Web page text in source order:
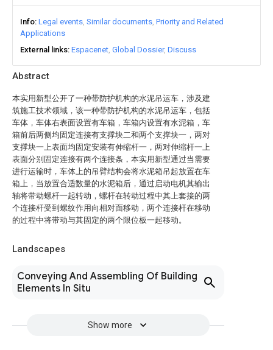
Abstract
本实用新型公开了一种带防护机构的水泥吊运车，涉及建
筑施工技术领域，该一种带防护机构的水泥吊运车，包括
车体，车体右表面设置有车箱，车箱内设置有水泥箱，车
箱前后两侧均固定连接有支撑块二和两个支撑块一，两对
支撑块一上表面均固定安装有伸缩杆一，两对伸缩杆一上
表面分别固定连接有两个连接条，本实用新型通过当需要
进行运输时，车体上的吊臂结构会将水泥箱吊起放置在车
箱上，当放置合适数量的水泥箱后，通过启动电机其输出
轴将带动螺杆一起转动，螺杆在转动过程中其上套接的两
个连接杆受到螺纹作用向相对面移动，两个连接杆在移动
的过程中将带动与其固定的两个限位板一起移动。
Landscapes
Conveying And Assembling Of Building
Elements In Situ
Show more
Info Legal events Similar documents Priority and Related
Applications
External links Espacenet Global Dossier Discuss